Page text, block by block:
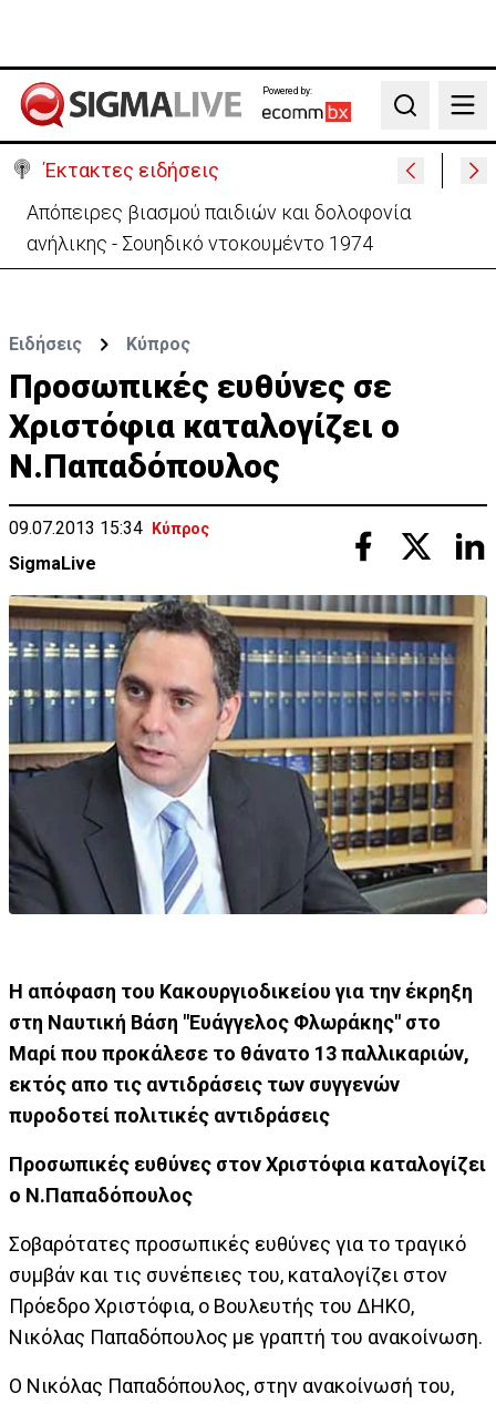
Powered by:
Search
Έκτακτες ειδήσεις
Μεγάλο πακέτο όπλων από Τουρκία προς Ουκρανία
-Κίνηση με μήνυμα προς Μόσχα;
Ειδήσεις Κύπρος
Προσωπικές ευθύνες σε
Χριστόφια καταλογίζει ο
Ν.Παπαδόπουλος
09.07.2013 15:34 Κύπρος
SigmaLive
Η απόφαση του Κακουργιοδικείου για την έκρηξη
στη Ναυτική Βάση "Ευάγγελος Φλωράκης" στο
Μαρί που προκάλεσε το θάνατο 13 παλλικαριών,
εκτός απο τις αντιδράσεις των συγγενών
πυροδοτεί πολιτικές αντιδράσεις
Προσωπικές ευθύνες στον Χριστόφια καταλογίζει
ο Ν.Παπαδόπουλος
Σοβαρότατες προσωπικές ευθύνες για το τραγικό
συμβάν και τις συνέπειες του, καταλογίζει στον
Πρόεδρο Χριστόφια, ο Βουλευτής του ΔΗΚΟ,
Νικόλας Παπαδόπουλος με γραπτή του ανακοίνωση.
Ο Νικόλας Παπαδόπουλος, στην ανακοίνωσή του,